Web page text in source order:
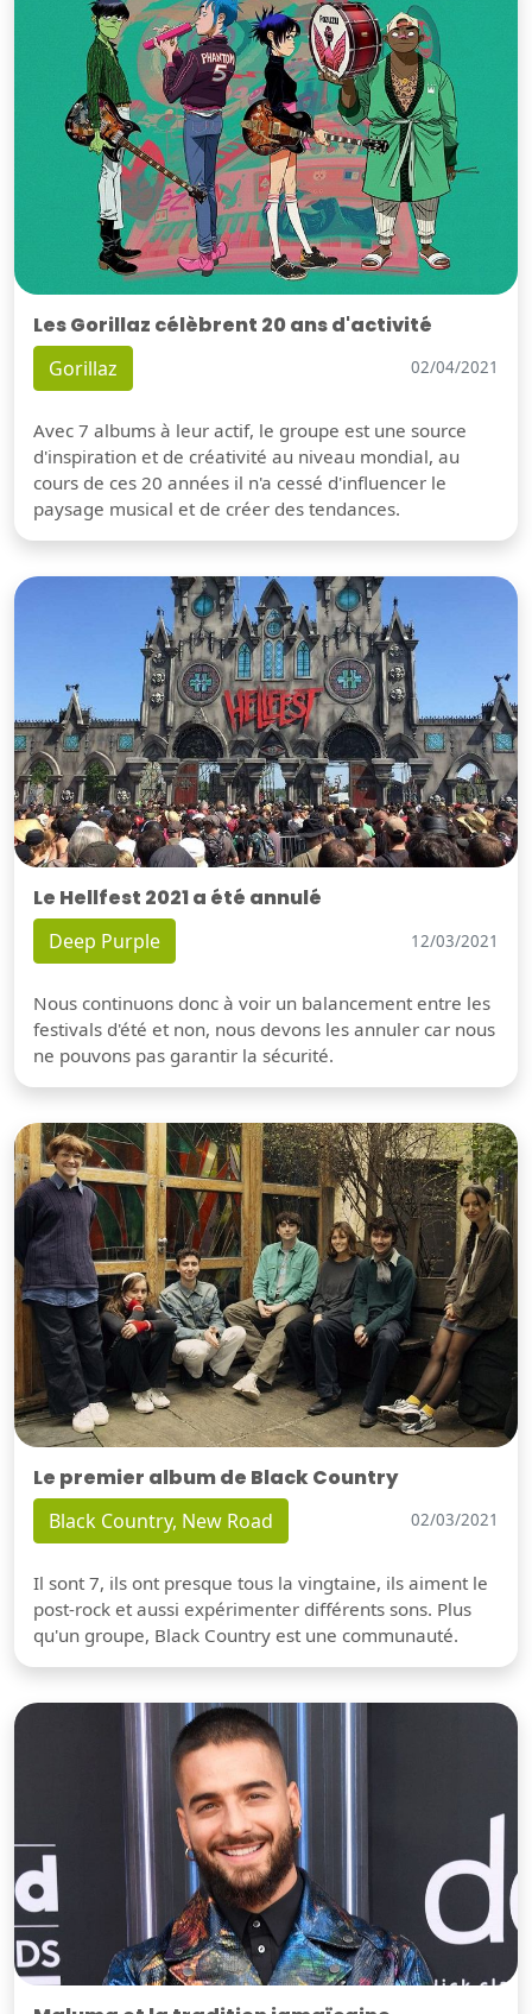
Les Gorillaz célèbrent 20 ans d'activité
Gorillaz 02/04/2021
Avec 7 albums à leur actif, le groupe est une source
d'inspiration et de créativité au niveau mondial, au
cours de ces 20 années il n'a cessé d'influencer le
paysage musical et de créer des tendances.
Le Hellfest 2021 a été annulé
Deep Purple 12/03/2021
Nous continuons donc à voir un balancement entre les
festivals d'été et non, nous devons les annuler car nous
ne pouvons pas garantir la sécurité.
Le premier album de Black Country
Black Country, New Road 02/03/2021
Il sont 7, ils ont presque tous la vingtaine, ils aiment le
post-rock et aussi expérimenter différents sons. Plus
qu'un groupe, Black Country est une communauté.